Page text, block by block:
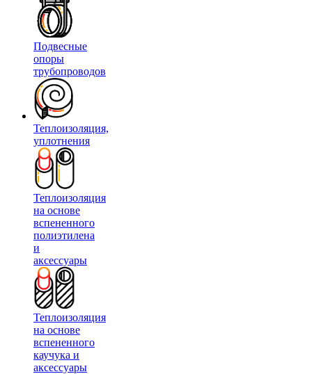
Подвесные
опоры
трубопроводов
Теплоизоляция,
уплотнения
Теплоизоляция
на основе
вспененного
полиэтилена
и
аксессуары
Теплоизоляция
на основе
вспененного
каучука и
аксессуары